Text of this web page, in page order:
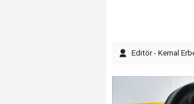
Editör - Kemal